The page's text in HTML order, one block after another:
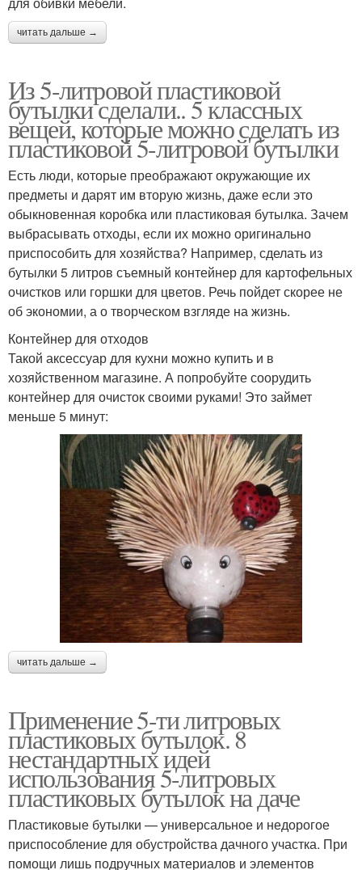
читать дальше →
Из 5-литровой пластиковой
бутылки сделали.. 5 классных
вещей, которые можно сделать из
пластиковой 5-литровой бутылки
Есть люди, которые преображают окружающие их
предметы и дарят им вторую жизнь, даже если это
обыкновенная коробка или пластиковая бутылка. Зачем
выбрасывать отходы, если их можно оригинально
приспособить для хозяйства? Например, сделать из
бутылки 5 литров съемный контейнер для картофельных
очистков или горшки для цветов. Речь пойдет скорее не
об экономии, а о творческом взгляде на жизнь.
Контейнер для отходов
Такой аксессуар для кухни можно купить и в
хозяйственном магазине. А попробуйте соорудить
контейнер для очисток своими руками! Это займет
меньше 5 минут:
читать дальше →
Применение 5-ти литровых
пластиковых бутылок. 8
нестандартных идей
использования 5-литровых
пластиковых бутылок на даче
Пластиковые бутылки — универсальное и недорогое
приспособление для обустройства дачного участка. При
помощи лишь подручных материалов и элементов